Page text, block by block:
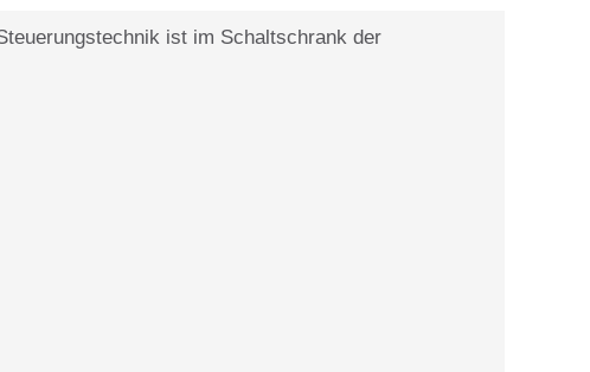
teuerungstechnik ist im Schaltschrank der